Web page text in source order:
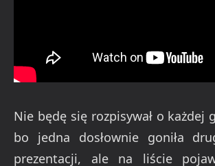
Nie będę się rozpisywał o każdej
bo jedna dosłownie goniła
prezentacji, ale na liście